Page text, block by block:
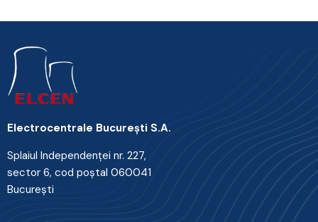
Electrocentrale Bucureşti S.A.
Splaiul Independenţei nr. 227,
sector 6, cod poştal 060041
Bucureşti